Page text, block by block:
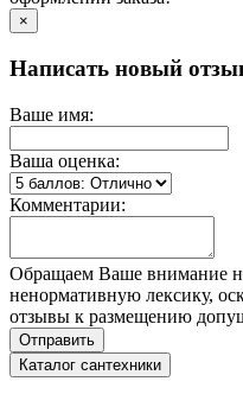
×
Написать новый
Ваше имя:
Ваша оценка:
Комментарии:
Обращаем Ваше внимание
ненормативную лексику,
отзывы к размещению
Каталог сантехники